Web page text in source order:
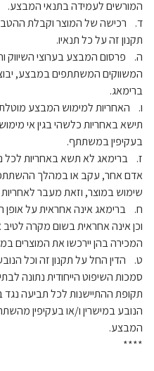
המורשים לעמידה בתנאי המבצע.
ד. רכישה של המוצר וקבלת
תקנון זה על כל תנאיו.
ה. פרסום המבצע בערוצי השיווק
המשווקים המשתתפים במבצע,
ברימאג.
ו. האחריות למימוש המבצע
תישא באחריות כלשהי בגין אי
בעקיפין במשתתף.
ז. ברימאג לא תשא באחריות לכל
אדם אחר, עקב או במהלך
שימוש במוצר, וזאת מעבר לאחריות
ח. ברימאג אינה אחראית על אופן
וכן אינה אחראית בשום מקרה לטיב
המכירה בהן יירכשו את המוצרים
ט. הדין החל על תקנון זה וכל
סמכות השיפוט הייחודית נתונה
תקופת ההתיישנות לכל תביעה נגד
הנובע במישרין ו/או בעקיפין
המבצע.
****